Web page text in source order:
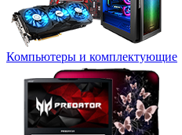
Компьютеры и комплектующие